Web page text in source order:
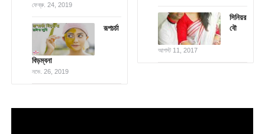
ফেব্রু. 24, 2019
রূপচর্চা
বিড়ম্বনা
নভে. 26, 2019
সিনিয়র
বৌ
আগস্ট 11, 2017